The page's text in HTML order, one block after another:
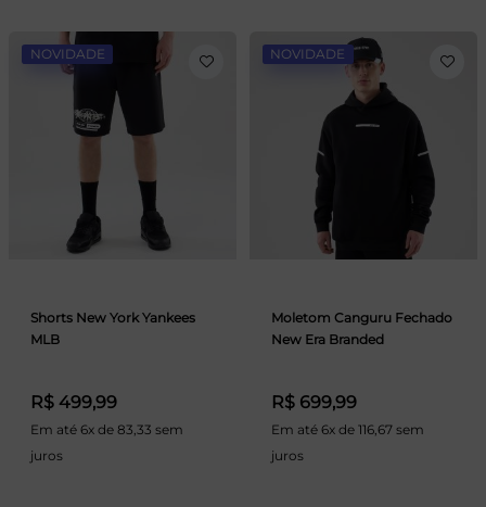
NOVIDADE
Shorts New York Yankees
MLB
R$ 499,99
Em até 6x de 83,33 sem
juros
NOVIDADE
Moletom Canguru Fechado
New Era Branded
R$ 699,99
Em até 6x de 116,67 sem
juros